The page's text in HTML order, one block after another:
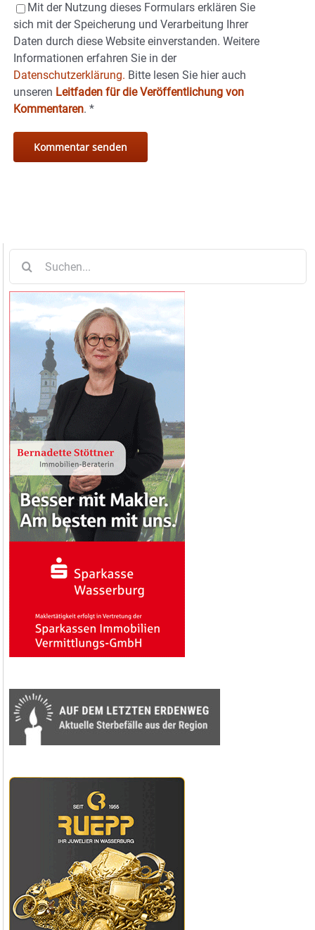
Mit der Nutzung dieses Formulars erklären Sie
sich mit der Speicherung und Verarbeitung Ihrer
Daten durch diese Website einverstanden. Weitere
Informationen erfahren Sie in der
Datenschutzerklärung. Bitte lesen Sie hier auch
unseren Leitfaden für die Veröffentlichung von
Kommentaren. *
nach: